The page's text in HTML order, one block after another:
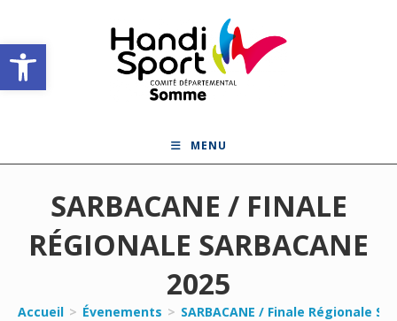
content
MENU
SARBACANE / FINALE
RÉGIONALE SARBACANE
2025
Accueil > Évenements > SARBACANE / Finale Régionale
Ouvrir la barre d’outils